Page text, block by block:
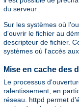
du serveur.
Sur les systèmes où
d'ouvrir le fichier au
descripteur de fichier.
systèmes où l'accès
Mise en cache des
Le processus
ralentissement, en
réseau. httpd permet